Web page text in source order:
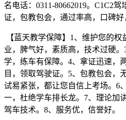
名电话：0311-80662019。C1C2
证，包教包会，通过率高，口碑好
【蓝天教学保障】1、维护您的权
业，脾气好，素质高，技术过硬
学，练车有保障。4、拿证迅速，
目，领取驾驶证。5、包教包会，
试易紧张，都让您自信上考场。6
一，杜绝学车排长龙。7、理论加
驾车技术。8、服务优，信誉好。